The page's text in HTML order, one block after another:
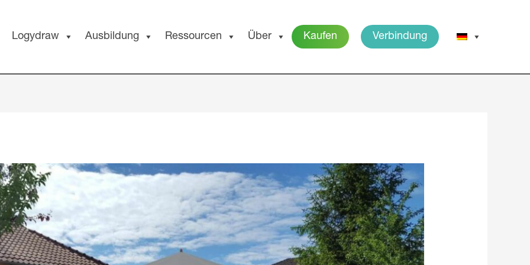
Logydraw Ausbildung Ressourcen Über Kaufen Verbindung